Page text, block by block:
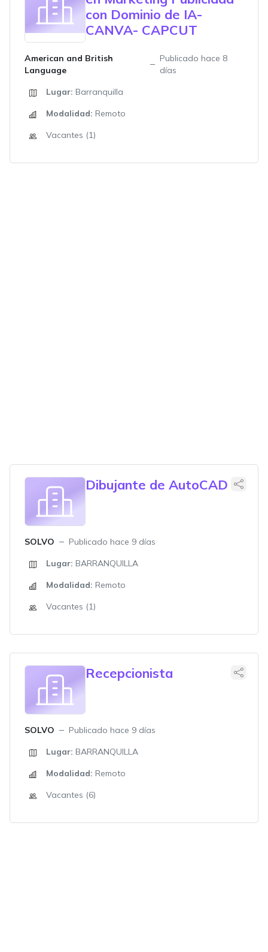
con Dominio de IA-
CANVA- CAPCUT
American and British
Language
Publicado hace 8
días
Lugar: Barranquilla
Modalidad: Remoto
Vacantes (1)
Dibujante de AutoCAD
SOLVO
Publicado hace 9 días
Lugar: BARRANQUILLA
Modalidad: Remoto
Vacantes (1)
Recepcionista
SOLVO
Publicado hace 9 días
Lugar: BARRANQUILLA
Modalidad: Remoto
Vacantes (6)